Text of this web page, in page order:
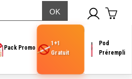
Pack Promo
1+1
Gratuit
Pod
Prérempli